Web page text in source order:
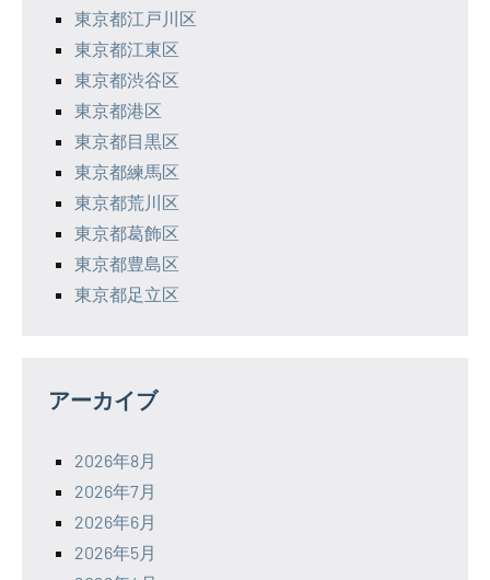
東京都江戸川区
東京都江東区
東京都渋谷区
東京都港区
東京都目黒区
東京都練馬区
東京都荒川区
東京都葛飾区
東京都豊島区
東京都足立区
アーカイブ
2026年8月
2026年7月
2026年6月
2026年5月